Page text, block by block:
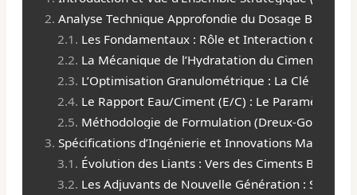
Analyse Technique Approfondie du Dosage Béton
Les Fondamentaux : Rôle et Interaction des
La Mécanique de l’Hydratation du Ciment : Au
L’Optimisation Granulométrique : La Clé d’un
Le Rapport Eau/Ciment (E/C) : Le Paramètre
Méthodologie de Formulation (Dreux-Gorisse)
Spécifications d’Ingénierie et Innovations
Évolution des Liants : Vers des Ciments Bas-
Les Adjuvants de Nouvelle Génération :